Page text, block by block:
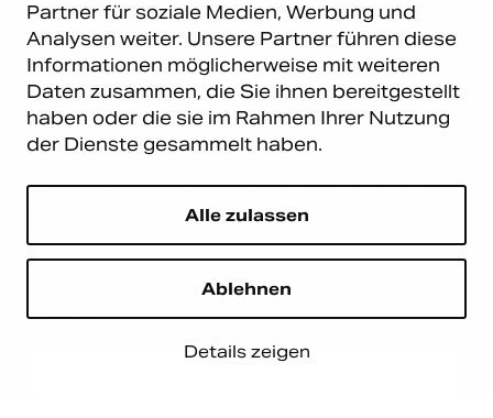
Partner für soziale Medien, Werbung und
Analysen weiter. Unsere Partner führen diese
Informationen möglicherweise mit weiteren
Daten zusammen, die Sie ihnen bereitgestellt
haben oder die sie im Rahmen Ihrer Nutzung
der Dienste gesammelt haben.
Alle zulassen
Ablehnen
Details zeigen
info@carema.de
© Copyright 2026 Carema
GmbH. Alle Rechte vorbehalten.
Datenschutz
Impressum
Carema Warehouse
Carema Hardware BV
Niederlande
Kundendienst
Serviceabteilung
E-Mail*